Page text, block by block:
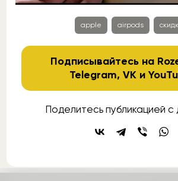
apple airpods
Подписывайтесь на
Telegram,VK и
Поделитесь публикацией с